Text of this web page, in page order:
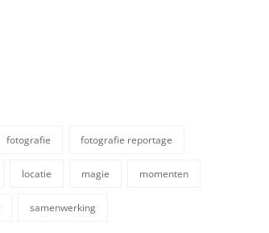
fotografie fotografie reportage
locatie magie momenten
samenwerking